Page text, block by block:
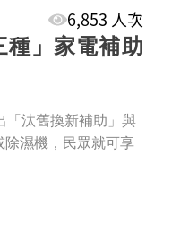
6,853 人次
種」家電補助
「汰舊換新補助」與
除濕機，民眾就可享